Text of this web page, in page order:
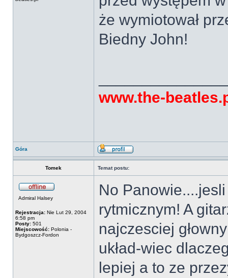
że wymiotował
Biedny John!
www.the-
Góra
Tomek Temat postu:
Admiral Halsey
Rejestracja: Nie Lut 29, 2004
6:58 pm
Posty: 501
Miejscowość: Polonia -
Bydgoszcz-Fordon
No
rytmicznym! A
najczesciej
układ-wiec
lepiej a to ze